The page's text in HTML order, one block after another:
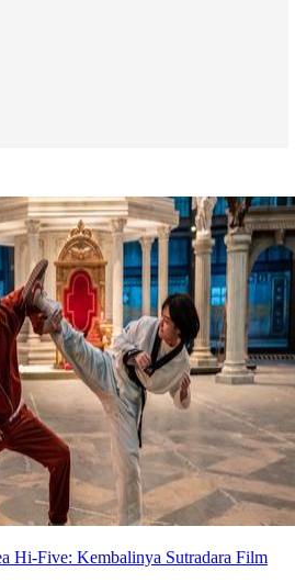
Hi-Five: Kembalinya Sutradara Film